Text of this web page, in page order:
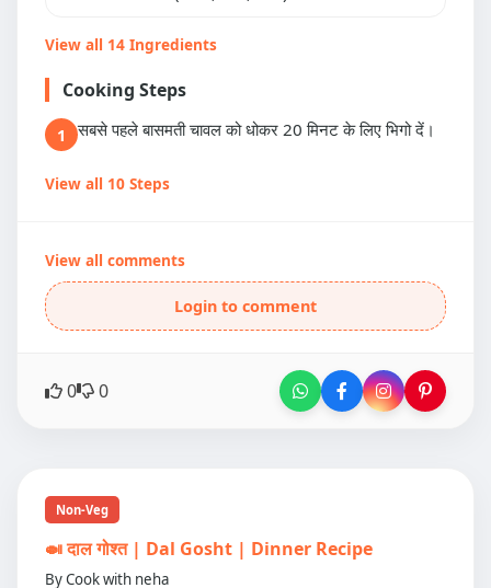
View all 14 Ingredients
Cooking Steps
1 सबसे पहले बासमती चावल को धोकर 20 मिनट के लिए भिगो दें।
View all 10 Steps
View all comments
Login to comment
0 0
Non-Veg
🍛 दाल गोश्त | Dal Gosht | Dinner Recipe
By Cook with neha